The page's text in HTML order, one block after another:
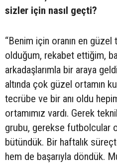
sizler için nasıl geçti?
“Benim için oranın en güzel
olduğum, rekabet ettiğim,
arkadaşlarımla bir araya
altında çok güzel ortamın
tecrübe ve bir anı oldu
ortamımız vardı. Gerek
grubu, gerekse futbolcular
bütündük. Bir haftalık
hem de başarıyla döndük.